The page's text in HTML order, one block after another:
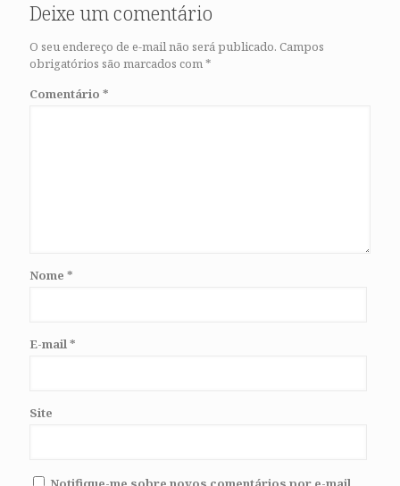
Deixe um comentário
O seu endereço de e-mail não será publicado. Campos
obrigatórios são marcados com*
Comentário *
Nome *
E-mail*
Site